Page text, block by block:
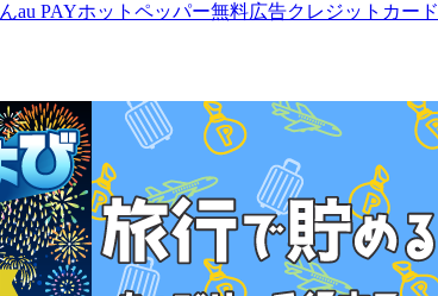
au PAYホットペッパー無料広告クレジットカード